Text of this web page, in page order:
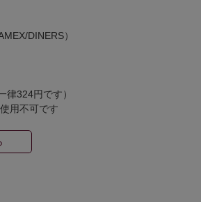
DINERS）
律324円です）
用不可です